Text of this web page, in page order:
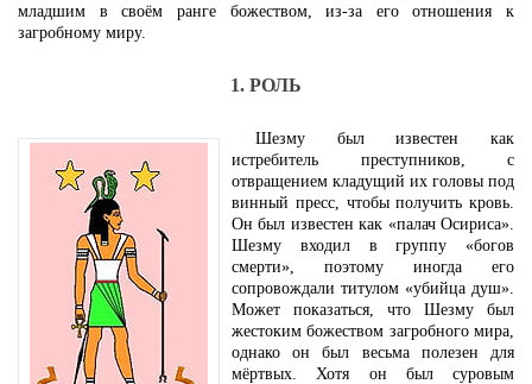
младшим в своём ранге божеством, из-за его отношения к
загробному миру.
1. РОЛЬ
Шезму был известен как
истребитель преступников, с
отвращением кладущий их головы под
винный пресс, чтобы получить кровь.
Он был известен как «палач Осириса».
Шезму входил в группу «богов
смерти», поэтому иногда его
сопровождали титулом «убийца душ».
Может показаться, что Шезму был
жестоким божеством загробного мира,
однако он был весьма полезен для
мёртвых. Хотя он был суровым